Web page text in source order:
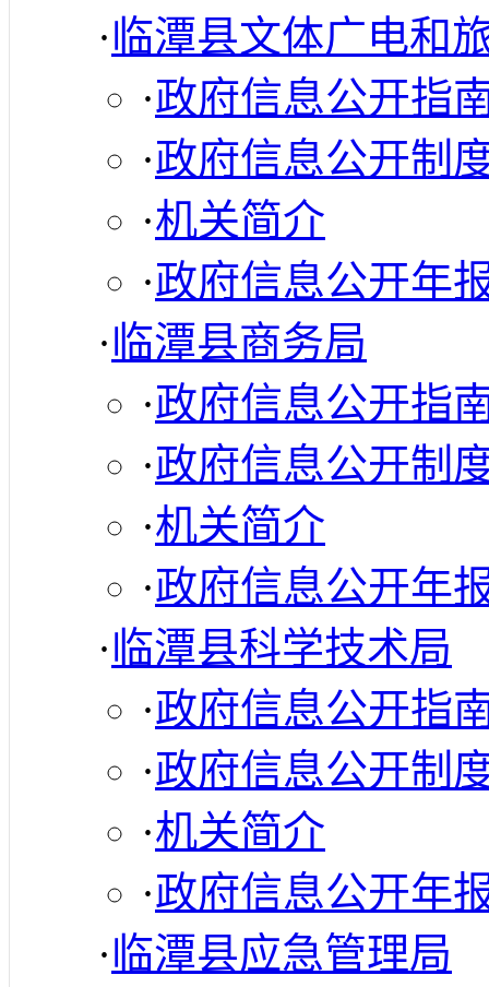
·临潭县文体广电和
·政府信息公开指
·政府信息公开制
·机关简介
·政府信息公开年
·临潭县商务局
·政府信息公开指
·政府信息公开制
·机关简介
·政府信息公开年
·临潭县科学技术局
·政府信息公开指
·政府信息公开制
·机关简介
·政府信息公开年
·临潭县应急管理局